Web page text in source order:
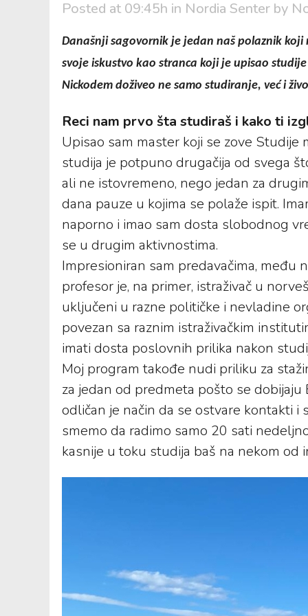
Posted at 09:45h in Nordia Senter by
Današnji sagovornik je jedan naš polaznik
svoje iskustvo kao stranca koji je upisao
Nickodem doživeo ne samo studiranje, već i
Reci nam prvo šta studiraš i kako ti
Upisao sam master koji se zove Studije
studija je potpuno drugačija od svega
ali ne istovremeno, nego jedan za
dana pauze u kojima se polaže ispit.
naporno i imao sam dosta slobodnog
se u drugim aktivnostima.
Impresioniran sam predavačima, među
profesor je, na primer, istraživač u
uključeni u razne političke i nevladine
povezan sa raznim istraživačkim
imati dosta poslovnih prilika nakon
Moj program takođe nudi priliku za
za jedan od predmeta pošto se dobijaju
odličan je način da se ostvare kontakti
smemo da radimo samo 20 sati
kasnije u toku studija baš na nekom od